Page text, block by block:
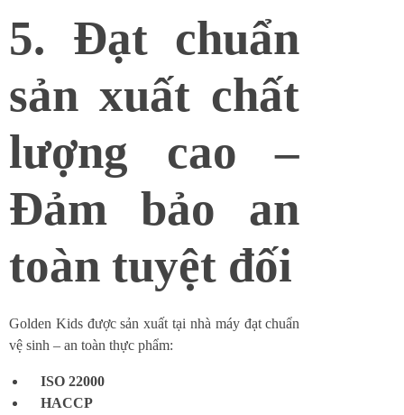
5. Đạt chuẩn
sản xuất chất
lượng cao –
Đảm bảo an
toàn tuyệt đối
Golden Kids được sản xuất tại nhà máy đạt chuẩn
vệ sinh – an toàn thực phẩm:
ISO 22000
HACCP